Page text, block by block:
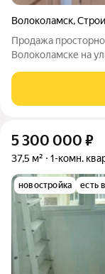
Волоколамск,
Продажа
Волоколамске на
мкад. Регулярное
Волоколамска и г.
5 300 000 ₽
37,5 м² 1-комн.
новостройка есть